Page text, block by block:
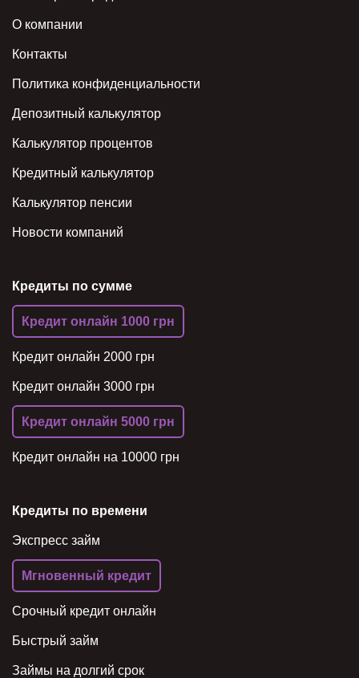
О компании
Контакты
Политика конфиденциальности
Депозитный калькулятор
Калькулятор процентов
Кредитный калькулятор
Калькулятор пенсии
Новости компаний
Кредиты по сумме
Кредит онлайн 1000 грн
Кредит онлайн 2000 грн
Кредит онлайн 3000 грн
Кредит онлайн 5000 грн
Кредит онлайн на 10000 грн
Кредиты по времени
Экспресс займ
Мгновенный кредит
Срочный кредит онлайн
Быстрый займ
Займы на долгий срок